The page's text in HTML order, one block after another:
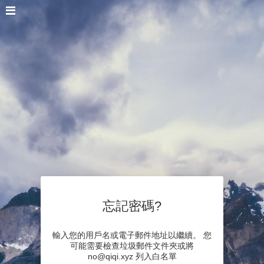
忘記密碼?
輸入您的用戶名或電子郵件地址以繼續。 您
可能需要檢查垃圾郵件文件夾或將
no@qiqi.xyz 列入白名單